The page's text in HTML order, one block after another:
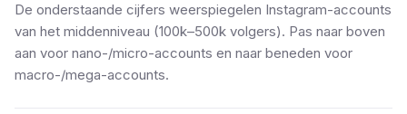
De onderstaande cijfers weerspiegelen Instagram-accounts
van het middenniveau (100k–500k volgers). Pas naar boven
aan voor nano-/micro-accounts en naar beneden voor
macro-/mega-accounts.